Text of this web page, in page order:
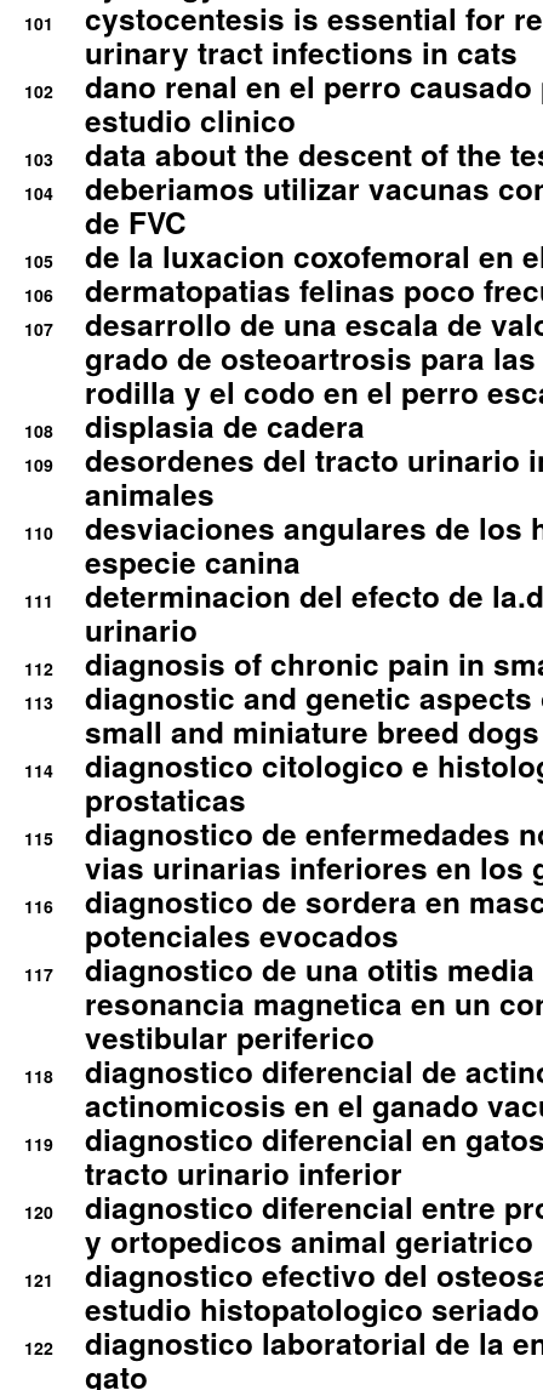
101
cystocentesis is essential for
urinary tract infections in cats
102
dano renal en el perro
estudio clinico
103 data about the descent of the
104
deberiamos utilizar vacunas
de FVC
105 de la luxacion coxofemoral en
106 dermatopatias felinas poco
107
desarrollo de una escala de
grado de osteoartrosis para
rodilla y el codo en el perro
108 displasia de cadera
109
desordenes del tracto urinario
animales
110
desviaciones angulares de los
especie canina
111
determinacion del efecto de
urinario
112 diagnosis of chronic pain in
113
diagnostic and genetic
small and miniature breed
114
diagnostico citologico e
prostaticas
115
diagnostico de enfermedades
vias urinarias inferiores en los
116
diagnostico de sordera en
potenciales evocados
117
diagnostico de una otitis
resonancia magnetica en un
vestibular periferico
118
diagnostico diferencial de
actinomicosis en el ganado
119
diagnostico diferencial en
tracto urinario inferior
120
diagnostico diferencial entre
y ortopedicos animal geriatrico
121
diagnostico efectivo del
estudio histopatologico seriado
122
diagnostico laboratorial de la
gato